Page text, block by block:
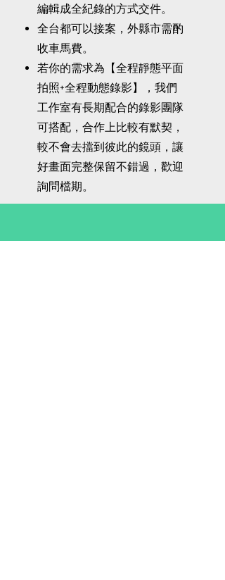
編輯成全紀錄的方式交件。
全台都可以接案，外縣市需酌
收車馬費。
若你的需求為【全程靜態平面
拍照+全程動態錄影】，我們
工作室有長期配合的錄影團隊
可搭配，合作上比較有默契，
較不會去擋到彼此的鏡頭，讓
好畫面完整保留不錯過，歡迎
詢問檔期。